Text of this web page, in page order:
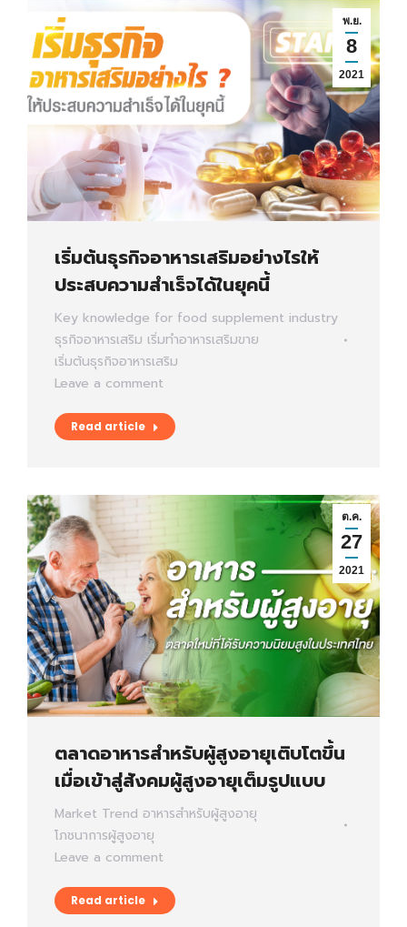
พ.ย.
8
2021
เริ่มต้นธุรกิจอาหารเสริมอย่างไรให้
ประสบความสำเร็จได้ในยุคนี้
Key knowledge for food supplement industry
ธุรกิจอาหารเสริม เริ่มทำอาหารเสริมขาย
เริ่มต้นธุรกิจอาหารเสริม
Leave a comment
Read article
ต.ค.
27
2021
ตลาดอาหารสำหรับผู้สูงอายุเติบโตขึ้น
เมื่อเข้าสู่สังคมผู้สูงอายุเต็มรูปแบบ
Market Trend อาหารสำหรับผู้สูงอายุ
โภชนาการผู้สูงอายุ
Leave a comment
Read article